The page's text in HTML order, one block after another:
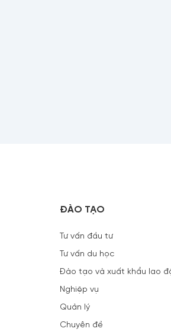
ĐÀO TẠO
Tư vấn đầu tư
Tư vấn du học
Đào tạo và xuất khẩu lao
Nghiệp vụ
Quản lý
Chuyên đề